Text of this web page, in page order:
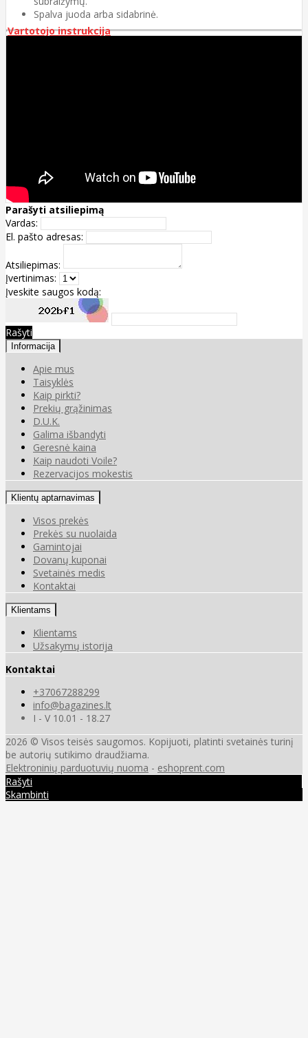
Spalva juoda arba sidabrinė.
Vartotojo instrukcija
Parašyti atsiliepimą
Vardas:
El. pašto adresas:
Atsiliepimas:
Įvertinimas:
Įveskite saugos kodą:
Rašyti
Informacija
Apie mus
Taisyklės
Kaip pirkti?
Prekių grąžinimas
D.U.K.
Galima išbandyti
Geresnė kaina
Kaip naudoti Voile?
Rezervacijos mokestis
Klientų aptarnavimas
Visos prekės
Prekės su nuolaida
Gamintojai
Dovanų kuponai
Svetainės medis
Kontaktai
Klientams
Klientams
Užsakymų istorija
Kontaktai
+37067288299
info@bagazines.lt
I - V 10.01 - 18.27
2026 © Visos teisės saugomos. Kopijuoti, platinti svetainės turinį
be autorių sutikimo draudžiama.
Elektroninių parduotuvių nuoma - eshoprent.com
Rašyti
Skambinti